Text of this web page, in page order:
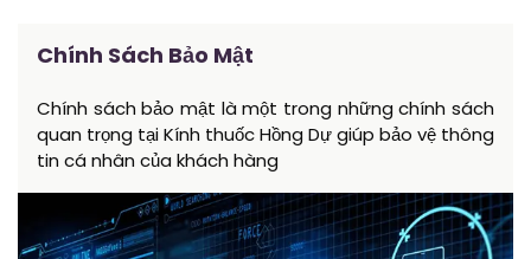
Chính Sách Bảo Mật
Chính sách bảo mật là một trong những chính sách
quan trọng tại Kính thuốc Hồng Dự giúp bảo vệ thông
tin cá nhân của khách hàng